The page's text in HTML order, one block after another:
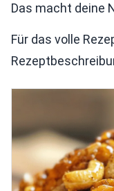
Das macht deine
Für das volle